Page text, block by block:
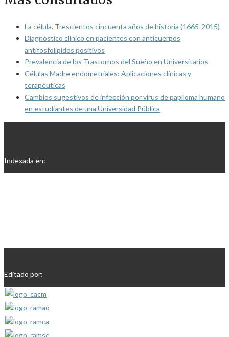
La célula. Trescientos cincuenta años de historia (1665-2015)
Diagnóstico clínico en pacientes con anticuerpos
antifosfolípidos positivos
Prevalencia de los Trastornos del Sueño en Universitarios
Células Madre endometriales: Aplicaciones clínicas y
terapéuticas
Cambios sugestivos de infección por virus de papiloma humano
en estudiantes de una Universidad Pública
Indexada en:
Editado por: